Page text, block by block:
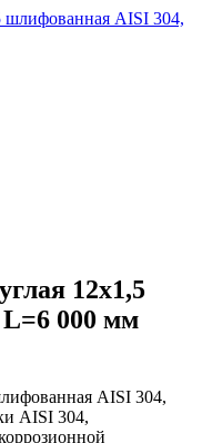
12х1,5
000 мм
AISI 304,
AISI 304,